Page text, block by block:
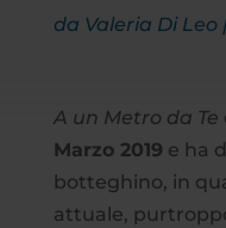
da Valeria Di Leo
A un Metro da Te
Marzo 2019 e ha
botteghino, in
attuale,